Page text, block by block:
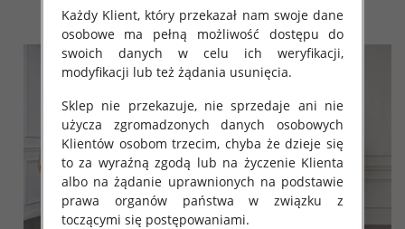
szczegóły szczegóły
Każdy Klient, który przekazał nam swoje dane
osobowe ma pełną możliwość dostępu do
swoich danych w celu ich weryfikacji,
modyfikacji lub też żądania usunięcia.
Sklep nie przekazuje, nie sprzedaje ani nie
użycza zgromadzonych danych osobowych
Klientów osobom trzecim, chyba że dzieje się
to za wyraźną zgodą lub na życzenie Klienta
albo na żądanie uprawnionych na podstawie
prawa organów państwa w związku z
toczącymi się postępowaniami.